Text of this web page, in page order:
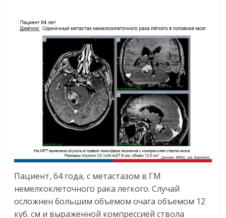
Пациент, 64 года, с метастазом в ГМ
немелкоклеточного рака легкого. Случай
осложнен большим объемом очага объемом 12
куб. см и выраженной компрессией ствола